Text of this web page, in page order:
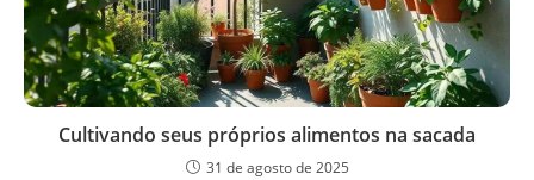
Cultivando seus próprios alimentos na sacada
31 de agosto de 2025